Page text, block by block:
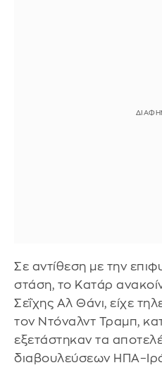
Σε αντίθεση με την
στάση, το Κατάρ
Σεΐχης Αλ Θάνι, είχε
τον Ντόναλντ Τραμπ,
εξετάστηκαν τα
διαβουλεύσεων